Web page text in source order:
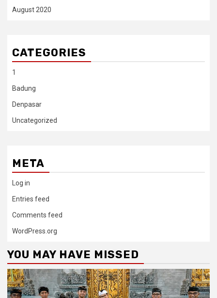
August 2020
CATEGORIES
1
Badung
Denpasar
Uncategorized
META
Log in
Entries feed
Comments feed
WordPress.org
YOU MAY HAVE MISSED